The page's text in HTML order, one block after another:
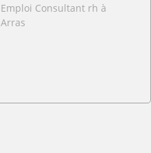
Emploi Consultant rh à
Arras